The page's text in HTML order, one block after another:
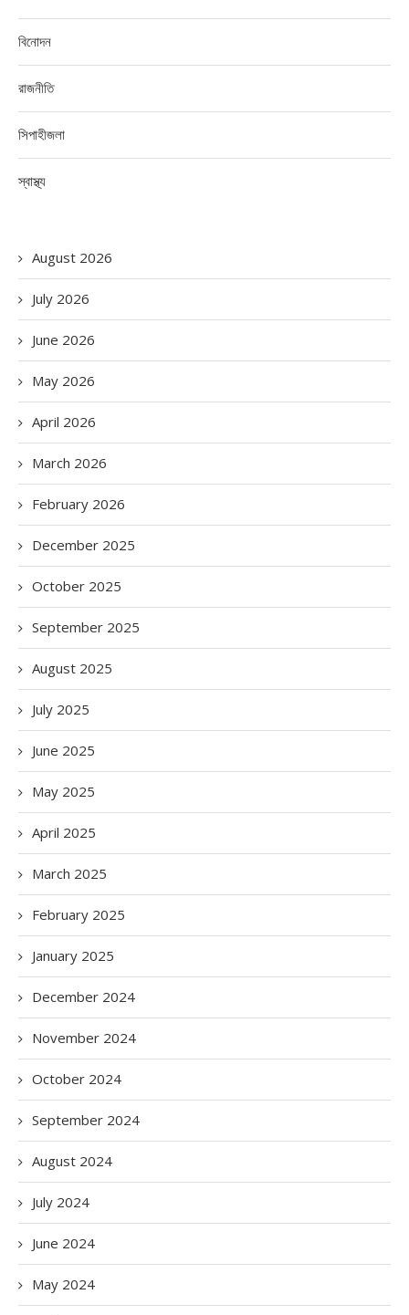
বিনোদন
রাজনীতি
সিপাহীজলা
স্বাস্থ্য
August 2026
July 2026
June 2026
May 2026
April 2026
March 2026
February 2026
December 2025
October 2025
September 2025
August 2025
July 2025
June 2025
May 2025
April 2025
March 2025
February 2025
January 2025
December 2024
November 2024
October 2024
September 2024
August 2024
July 2024
June 2024
May 2024